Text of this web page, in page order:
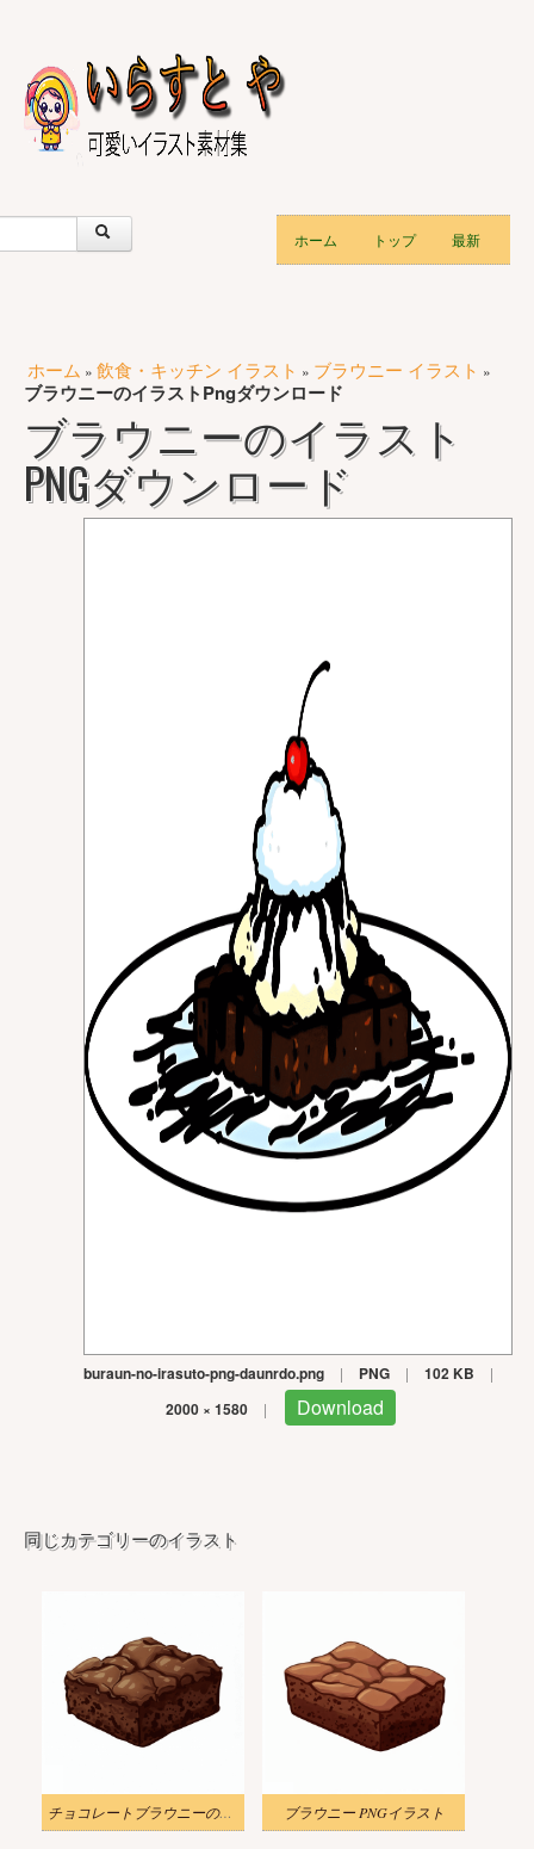
ホーム トップ 最新
ホーム » 飲食・キッチン イラスト » ブラウニー イラスト »
ブラウニーのイラストPngダウンロード
ブラウニーのイラスト
PNGダウンロード
buraun-no-irasuto-png-daunrdo.png | PNG | 102 KB |
2000 × 1580 | Download
同じカテゴリーのイラスト
チョコレートブラウニーのイラストPng画像 ブラウニー PNGイラスト